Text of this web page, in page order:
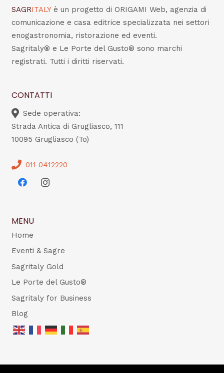
SAGRITALY è un progetto di ORIGAMI Web, agenzia di
comunicazione e casa editrice specializzata nei settori
enogastronomia, ristorazione ed eventi.
Sagritaly® e Le Porte del Gusto® sono marchi
registrati. Tutti i diritti riservati.
CONTATTI
Sede operativa:
Strada Antica di Grugliasco, 111
10095 Grugliasco (To)
011 0412220
MENU
Home
Eventi & Sagre
Sagritaly Gold
Le Porte del Gusto®
Sagritaly for Business
Blog